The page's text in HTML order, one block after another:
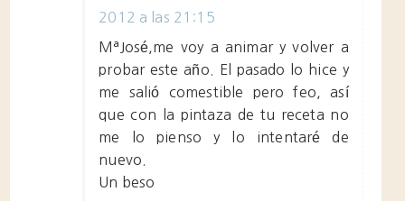
2012 a las 21:15
MªJosé,me voy a animar y volver a
probar este año. El pasado lo hice y
me salió comestible pero feo, así
que con la pintaza de tu receta no
me lo pienso y lo intentaré de
nuevo.
Un beso